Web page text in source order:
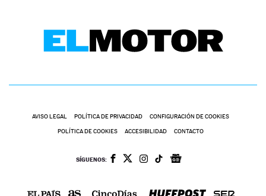
AVISO LEGAL POLÍTICA DE PRIVACIDAD CONFIGURACIÓN DE COOKIES
POLÍTICA DE COOKIES ACCESIBILIDAD CONTACTO
SÍGUENOS: